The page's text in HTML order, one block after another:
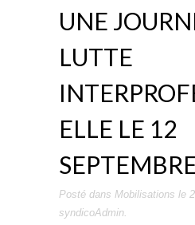
UNE
LUTTE
ELLE LE 12
Posté dans Mobilisations le
syndicoAdmin.